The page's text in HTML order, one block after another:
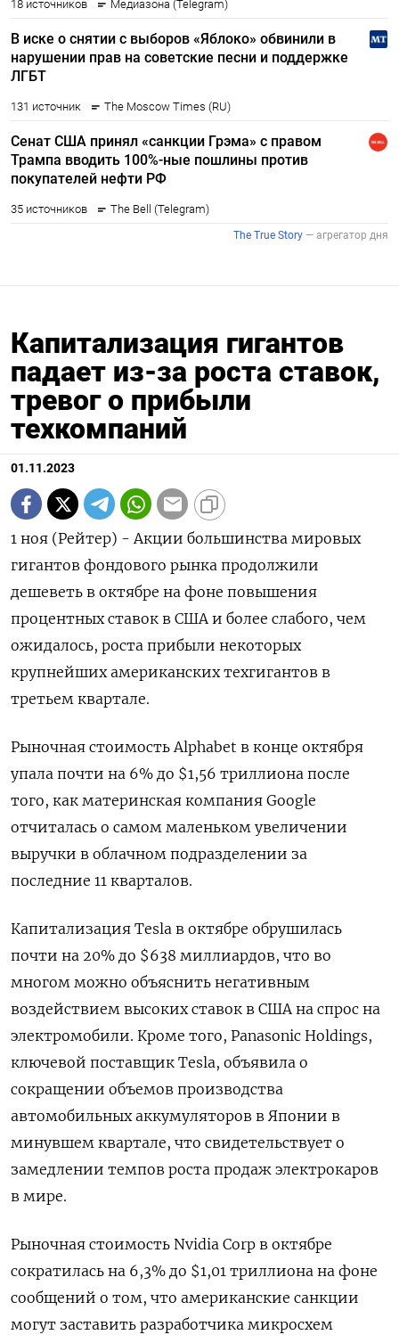
Капитализация гигантов
падает из-за роста ставок,
тревог о прибыли
техкомпаний
01.11.2023
1 ноя (Рейтер) - Акции большинства мировых
гигантов фондового рынка продолжили
дешеветь в октябре на фоне повышения
процентных ставок в США и более слабого, чем
ожидалось, роста прибыли некоторых
крупнейших американских техгигантов в
третьем квартале.
Рыночная стоимость Alphabet в конце октября
упала почти на 6% до $1,56 триллиона после
того, как материнская компания Google
отчиталась о самом маленьком увеличении
выручки в облачном подразделении за
последние 11 кварталов.
Капитализация Tesla в октябре обрушилась
почти на 20% до $638 миллиардов, что во
многом можно объяснить негативным
воздействием высоких ставок в США на спрос на
электромобили. Кроме того, Panasonic Holdings,
ключевой поставщик Tesla, объявила о
сокращении объемов производства
автомобильных аккумуляторов в Японии в
минувшем квартале, что свидетельствует о
замедлении темпов роста продаж электрокаров
в мире.
Рыночная стоимость Nvidia Corp в октябре
сократилась на 6,3% до $1,01 триллиона на фоне
сообщений о том, что американские санкции
могут заставить разработчика микросхем